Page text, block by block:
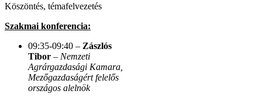
Köszöntés, témafelvezetés
Szakmai konferencia:
09:35-09:40 – Zászlós
Tibor – Nemzeti
Agrárgazdasági Kamara,
Mezőgazdaságért felelős
országos alelnök